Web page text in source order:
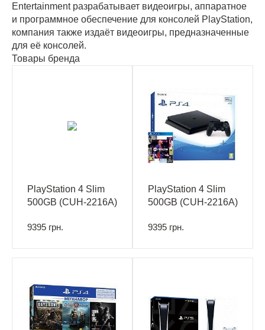
Entertainment разрабатывает видеоигры, аппаратное
и программное обеспечение для консолей PlayStation,
компания также издаёт видеоигры, предназначенные
для её консолей.
Товары бренда
PlayStation 4 Slim
500GB (CUH-2216A)
9395 грн.
PlayStation 4 Slim
500GB (CUH-2216A)
9395 грн.